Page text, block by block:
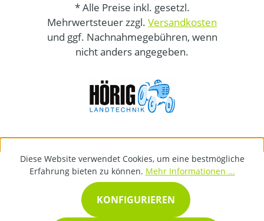
* Alle Preise inkl. gesetzl.
Mehrwertsteuer zzgl. Versandkosten
und ggf. Nachnahmegebühren, wenn
nicht anders angegeben.
Diese Website verwendet Cookies, um eine bestmögliche
Erfahrung bieten zu können. Mehr Informationen ...
KONFIGURIEREN